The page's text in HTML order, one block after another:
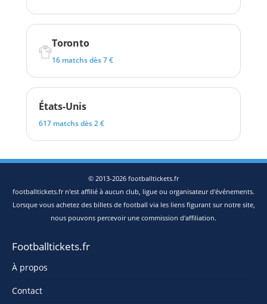
Toronto
16 matchs dès 7 €
États-Unis
617 matchs dès 2 €
© 2013-2026 footballtickets.fr
footballtickets.fr n'est affilié à aucun club, ligue ou organisateur d'événements.
Lorsque vous achetez des billets de football via les liens figurant sur notre site,
nous pouvons percevoir une commission d'affiliation.
Footballtickets.fr
À propos
Contact